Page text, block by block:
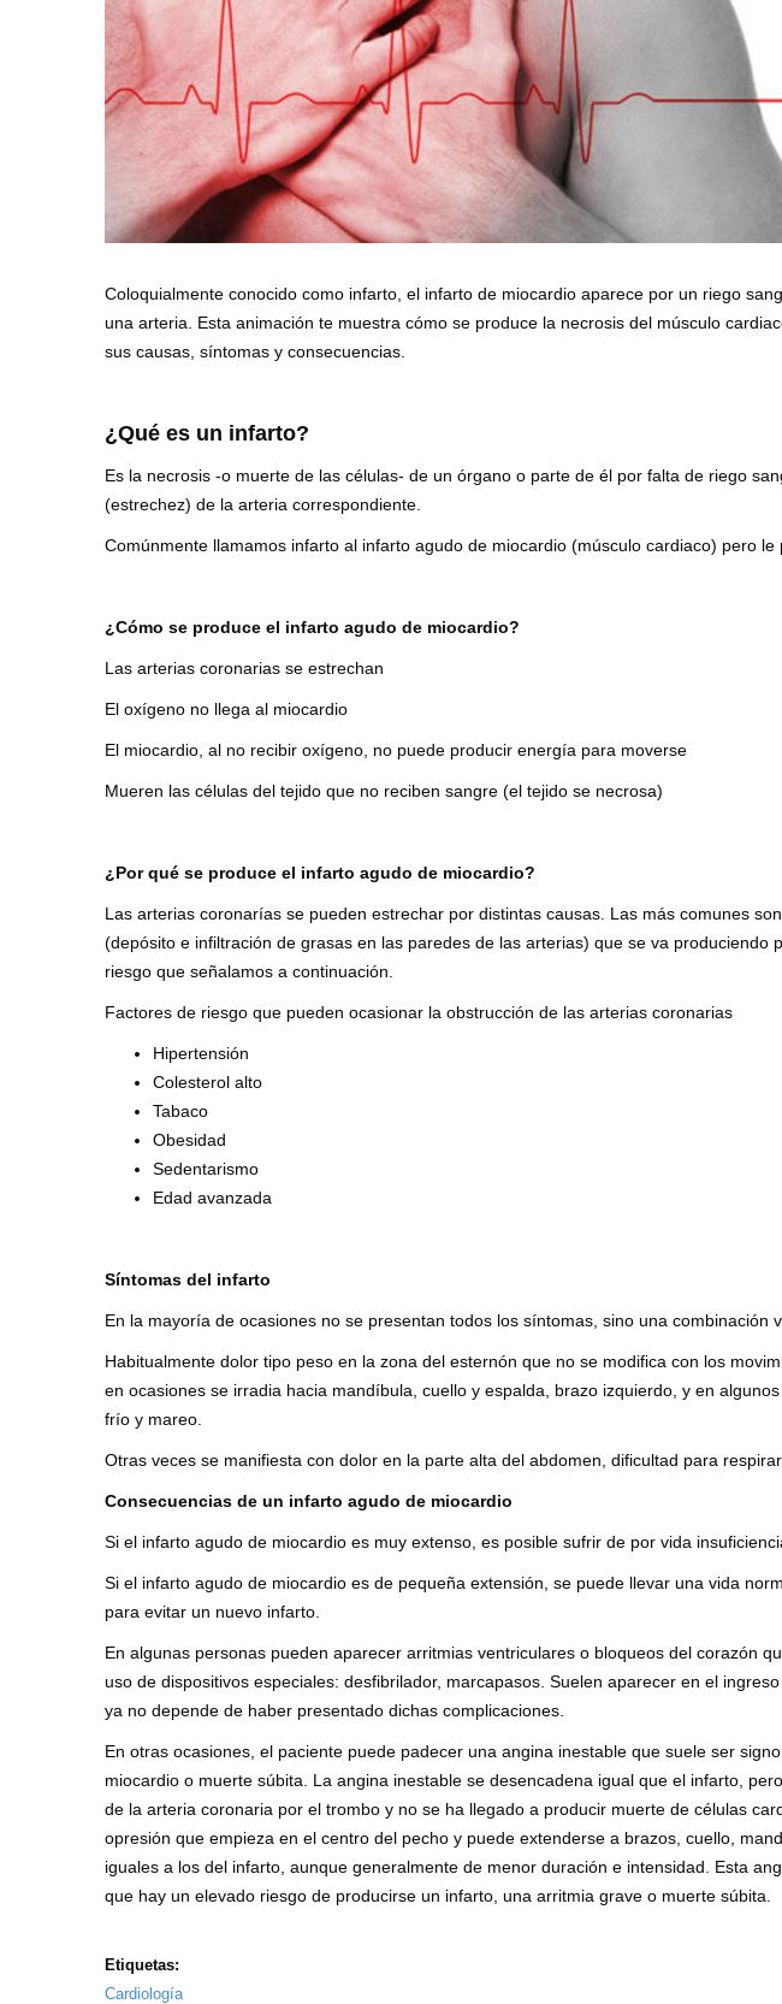
Coloquialmente conocido como infarto, el infarto de miocardio aparece por un riego
una arteria. Esta animación te muestra cómo se produce la necrosis del músculo
sus causas, síntomas y consecuencias.
¿Qué es un infarto?
Es la necrosis -o muerte de las células- de un órgano o parte de él por falta de riego
(estrechez) de la arteria correspondiente.
Comúnmente llamamos infarto al infarto agudo de miocardio (músculo cardiaco) pero le
¿Cómo se produce el infarto agudo de miocardio?
Las arterias coronarias se estrechan
El oxígeno no llega al miocardio
El miocardio, al no recibir oxígeno, no puede producir energía para moverse
Mueren las células del tejido que no reciben sangre (el tejido se necrosa)
¿Por qué se produce el infarto agudo de miocardio?
Las arterias coronarías se pueden estrechar por distintas causas. Las más comunes
(depósito e infiltración de grasas en las paredes de las arterias) que se va produciendo
riesgo que señalamos a continuación.
Factores de riesgo que pueden ocasionar la obstrucción de las arterias coronarias
Hipertensión
Colesterol alto
Tabaco
Obesidad
Sedentarismo
Edad avanzada
Síntomas del infarto
En la mayoría de ocasiones no se presentan todos los síntomas, sino una combinación
Habitualmente dolor tipo peso en la zona del esternón que no se modifica con los
en ocasiones se irradia hacia mandíbula, cuello y espalda, brazo izquierdo, y en
frío y mareo.
Otras veces se manifiesta con dolor en la parte alta del abdomen, dificultad para
Consecuencias de un infarto agudo de miocardio
Si el infarto agudo de miocardio es muy extenso, es posible sufrir de por vida
Si el infarto agudo de miocardio es de pequeña extensión, se puede llevar una vida
para evitar un nuevo infarto.
En algunas personas pueden aparecer arritmias ventriculares o bloqueos del corazón
uso de dispositivos especiales: desfibrilador, marcapasos. Suelen aparecer en el
ya no depende de haber presentado dichas complicaciones.
En otras ocasiones, el paciente puede padecer una angina inestable que suele ser
miocardio o muerte súbita. La angina inestable se desencadena igual que el infarto,
de la arteria coronaria por el trombo y no se ha llegado a producir muerte de células
opresión que empieza en el centro del pecho y puede extenderse a brazos, cuello,
iguales a los del infarto, aunque generalmente de menor duración e intensidad. Esta
que hay un elevado riesgo de producirse un infarto, una arritmia grave o muerte súbita.
Etiquetas:
Cardiología